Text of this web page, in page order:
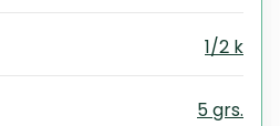
1/2 k
5 grs.